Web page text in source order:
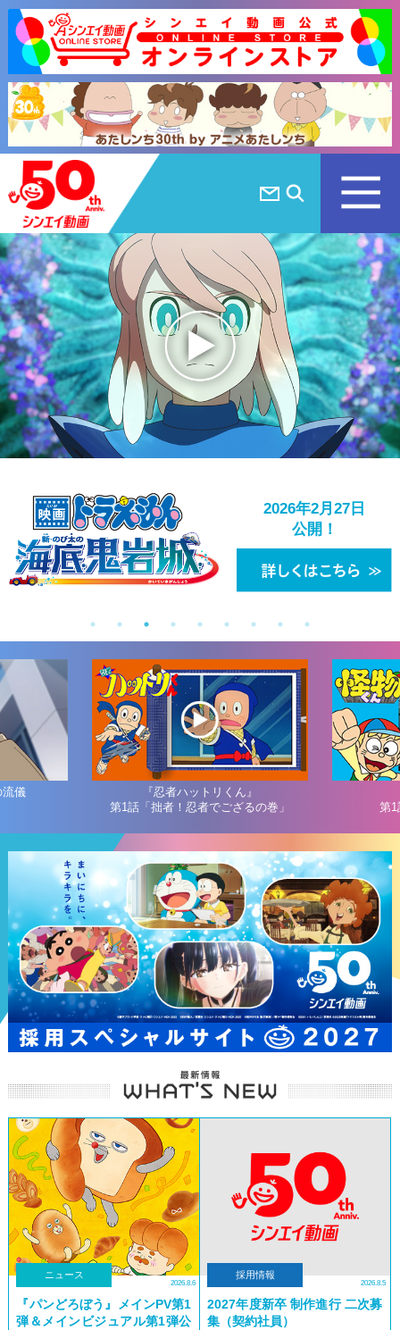
2026年2月6日
公開！
2026年2月27日
公開！
2026年7月3日放送！
2026年7月17日
公開！
2026年7月31日公開！
2026年10月より
NHK Eテレにて
放送スタート！
2026年10月より
テレビ朝日にて
放送スタート！
2026年10月より
テレビ朝日にて
放送スタート！
流儀
『忍者ハットリくん』
第1話「拙者！忍者でござるの巻」
第1
ニュース
2026.8.6
『パンどろぼう』メインPV第1
弾＆メインビジュアル第1弾公
採用情報
2026.8.5
2027年度新卒 制作進行 二次募
集（契約社員）